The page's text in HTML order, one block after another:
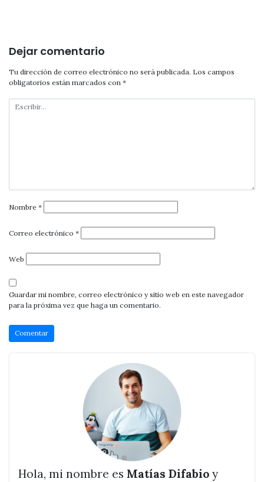
Dejar comentario
Tu dirección de correo electrónico no será publicada. Los campos
obligatorios están marcados con *
Nombre *
Correo electrónico *
Web
Guardar mi nombre, correo electrónico y sitio web en este navegador
para la próxima vez que haga un comentario.
Hola, mi nombre es Matías Difabio y